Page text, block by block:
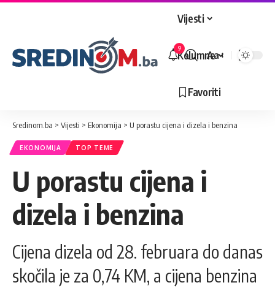
Vijesti
Kolumne
Favoriti
9
Veličina
Aa
Sredinom.ba > Vijesti > Ekonomija > U porastu cijena i dizela i benzina
EKONOMIJA TOP TEME
U porastu cijena i
dizela i benzina
Cijena dizela od 28. februara do danas
skočila je za 0,74 KM, a cijena benzina